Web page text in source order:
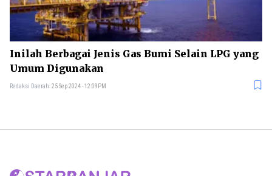
Inilah Berbagai Jenis Gas Bumi Selain LPG yang
Umum Digunakan
Redaksi Daerah 25 Sep 2024 - 12:09PM